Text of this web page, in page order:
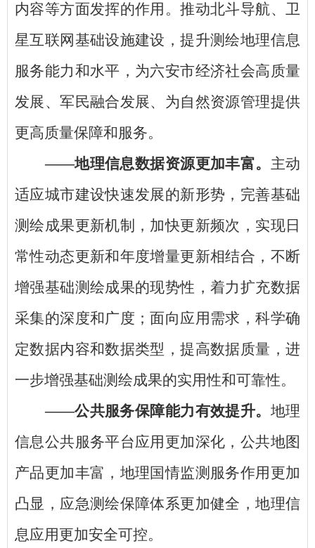
内容等方面发挥的作用。推动北斗导航、卫
星互联网基础设施建设，提升测绘地理信息
服务能力和水平，为六安市经济社会高质量
发展、军民融合发展、为自然资源管理提供
更高质量保障和服务。
——地理信息数据资源更加丰富。 主动
适应城市建设快速发展的新形势，完善基础
测绘成果更新机制，加快更新频次，实现日
常性动态更新和年度增量更新相结合，不断
增强基础测绘成果的现势性，着力扩充数据
采集的深度和广度；面向应用需求，科学确
定数据内容和数据类型，提高数据质量，进
一步增强基础测绘成果的实用性和可靠性。
——公共服务保障能力有效提升。 地理
信息公共服务平台应用更加深化，公共地图
产品更加丰富，地理国情监测服务作用更加
凸显，应急测绘保障体系更加健全，地理信
息应用更加安全可控。